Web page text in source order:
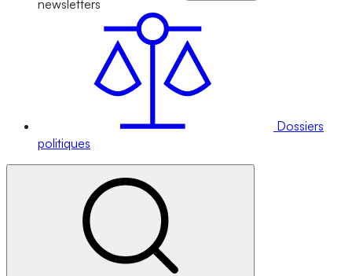
newsletters
Dossiers
politiques